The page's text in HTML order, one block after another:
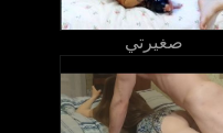
صغيرتي